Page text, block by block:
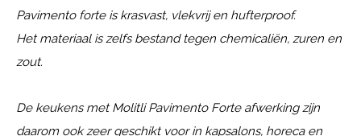
Pavimento forte is krasvast, vlekvrij en hufterproof.
Het materiaal is zelfs bestand tegen chemicaliën, zuren en
zout.
De keukens met Molitli Pavimento Forte afwerking zijn
daarom ook zeer geschikt voor in kapsalons, horeca en